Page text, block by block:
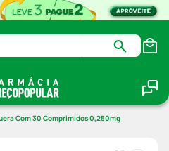
Com 30 Comprimidos 0,250mg